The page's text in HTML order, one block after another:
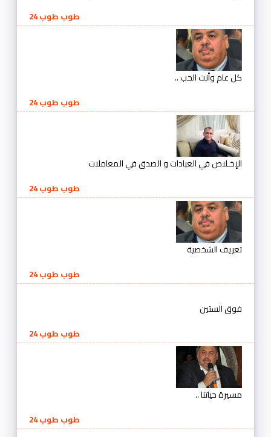
طوب طوب 24
كل عام وأنت الحب ..
طوب طوب 24
الإخـلاص في العبادات و الصدق في المعاملات
طوب طوب 24
تعريف الشخصية
طوب طوب 24
فوق الستين
طوب طوب 24
مسيرة حياتنا ..
طوب طوب 24